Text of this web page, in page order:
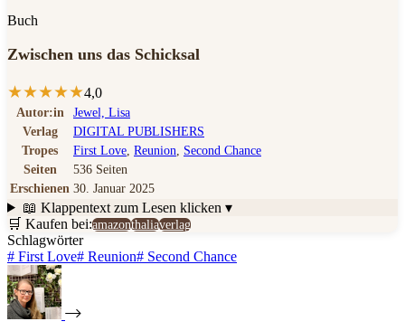
Buch
Zwischen uns das Schicksal
★★★★★4,0
Autor:in
Jewel, Lisa
Verlag
DIGITAL PUBLISHERS
Tropes
First Love Reunion
Second Chance
Seiten
536 Seiten
Erschienen 30. Januar 2025
📖 Klappentext zum Lesen klicken ▾
🛒 Kaufen bei:amazonthaliaverlag
Schlagwörter
# First Love# Reunion# Second Chance